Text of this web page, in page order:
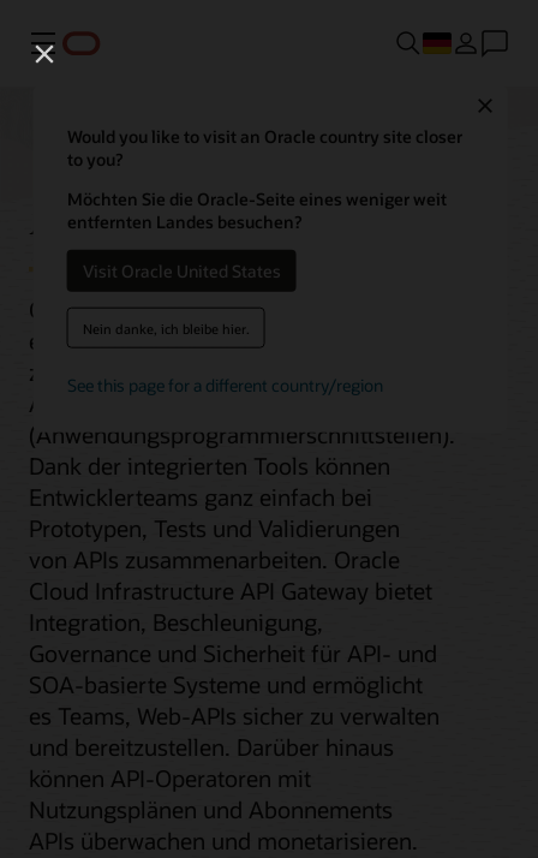
Menü
Would you like to visit an Oracle country site closer
to you?
Möchten Sie die Oracle-Seite eines weniger weit
entfernten Landes besuchen?
Visit Oracle United States
Nein danke, ich bleibe hier.
See this page for a different country/region
API-Management
Oracle Cloud Infrastructure (OCI) bietet
eine umfassende Reihe von Services
zur Verwaltung des Lebenszyklus von
APIs
(Anwendungsprogrammierschnittstellen).
Dank der integrierten Tools können
Entwicklerteams ganz einfach bei
Prototypen, Tests und Validierungen
von APIs zusammenarbeiten. Oracle
Cloud Infrastructure API Gateway bietet
Integration, Beschleunigung,
Governance und Sicherheit für API- und
SOA-basierte Systeme und ermöglicht
es Teams, Web-APIs sicher zu verwalten
und bereitzustellen. Darüber hinaus
können API-Operatoren mit
Nutzungsplänen und Abonnements
APIs überwachen und monetarisieren.